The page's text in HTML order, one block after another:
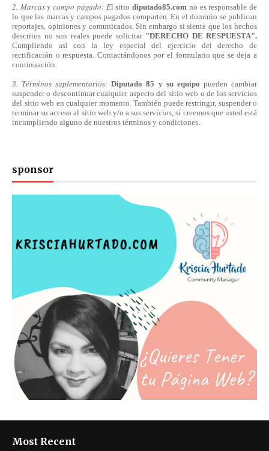
2. Marcas y campo pagado: El sitiodiputado85.com no es responsable de
lo que las marcas y campos pagados comparten. En el dominio se publican
reportajes, opiniones y comunicados. Sin embargo si siente que los hechos
descritos no son reales puede solicitar "DERECHO DE RESPUESTA".
Cumpliendo asícon la ley especial del ejercicio del derecho de
rectificación o respuesta. Contactándonospor el formulario que se deja a
continuación.
3. Términos suplementarios:Diputado 85 y su equipo pueden cambiar
suspender o descontinuar cualquier aspecto del sitio web o de los servicios
del sitio web en cualquier momento. También puede restringir, suspender o
terminar su acceso al sitio web y/o a sus servicios, si creemos que usted está
incumpliendo alguno de nuestros términos y condiciones.
sponsor
Most Recent